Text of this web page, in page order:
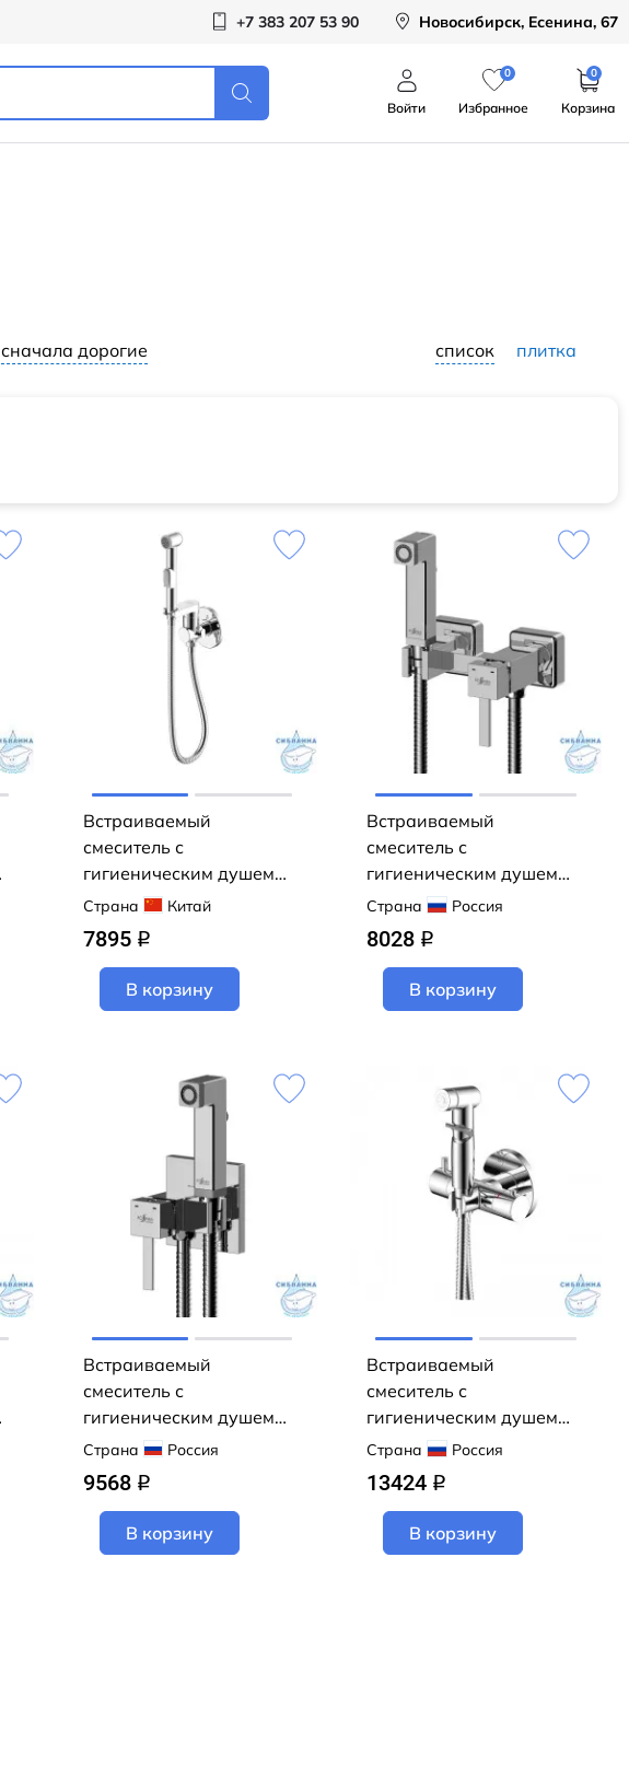
+7 383 207 53 90 Новосибирск, Есенина, 67
Войти
0
Избранное
0
Корзина
сначала дорогие список плитка
Встраиваемый
смеситель с
гигиеническим душем
Rossinka X25-57 (хром)
Страна Китай
7895 q
В корзину
Встраиваемый
смеситель с
гигиеническим душем
Rossinka X25-54 (хром)
Страна Россия
8028 q
В корзину
Встраиваемый
смеситель с
гигиеническим душем
Rossinka X25-53 (хром)
Страна Россия
9568 q
В корзину
Встраиваемый
смеситель с
гигиеническим душем
Rossinka X25-58 (хром)
Страна Россия
13424 q
В корзину